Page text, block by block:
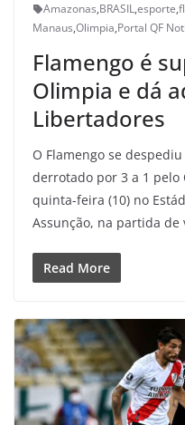
Amazonas,BRASIL,esporte,
Manaus,Olimpia,Portal QF
Flamengo é
Olimpia e dá
Libertadores
O Flamengo se
derrotado por 3 a 1 pelo
quinta-feira (10) no
Assunção, na partida de
Read More